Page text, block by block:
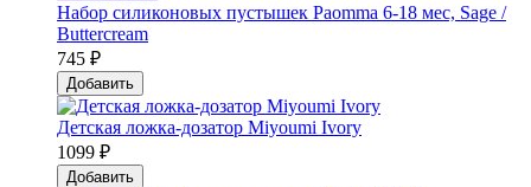
Набор силиконовых пустышек Paomma 6-18 мес, Sage /
Buttercream
745 ₽
Добавить
Детская ложка-дозатор Мiyoumi Ivory
1099 ₽
Добавить